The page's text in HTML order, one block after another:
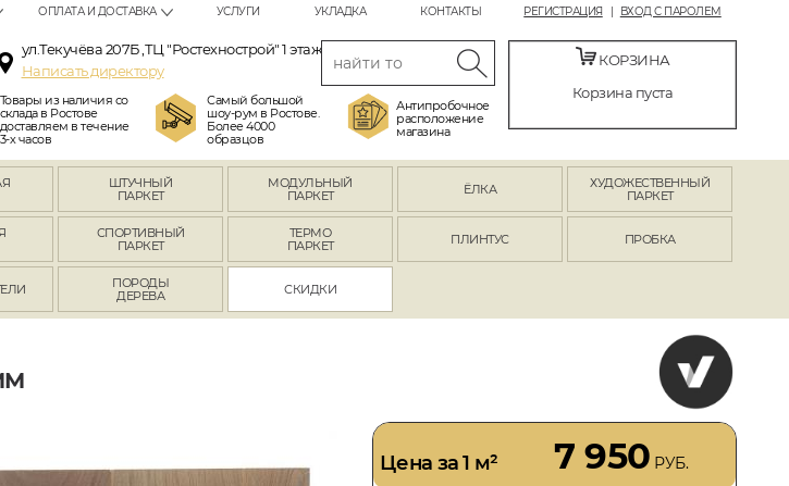
РЕГИСТРАЦИЯ ВХОД С ПАРОЛЕМ
ОПЛАТА И ДОСТАВКА УСЛУГИ УКЛАДКА КОНТАКТЫ
ул.Текучёва 207Б ,ТЦ "Ростехнострой" 1 этаж
Написать директору
Товары из наличия со
склада в Ростове
доставляем в течение
3-х часов
Самый большой
шоу-рум в Ростове.
Более 4000
образцов
Антипробочное
расположение
магазина
КОРЗИНА
Корзина пуста
ШТУЧНЫЙ
ПАРКЕТ
МОДУЛЬНЫЙ
ПАРКЕТ
ЁЛКА
ХУДОЖЕСТВЕННЫЙ
ПАРКЕТ
СПОРТИВНЫЙ
ПАРКЕТ
ТЕРМО
ПАРКЕТ
ПЛИНТУС ПРОБКА
ПОРОДЫ
ДЕРЕВА
СКИДКИ
Цена за 1 м² 7 950 РУБ.